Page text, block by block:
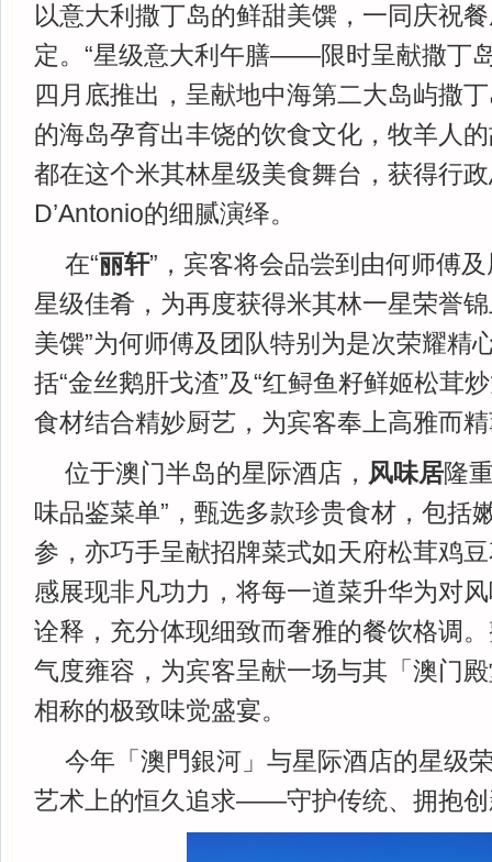
以意大利撒丁岛的鲜甜美馔，一同庆祝
定。“星级意大利午膳——限时呈献撒丁
四月底推出，呈献地中海第二大岛屿撒
的海岛孕育出丰饶的饮食文化，牧羊人
都在这个米其林星级美食舞台，获得行
D’Antonio的细腻演绎。
在“丽轩”，宾客将会品尝到由何师傅
星级佳肴，为再度获得米其林一星荣誉
美馔”为何师傅及团队特别为是次荣耀精
括“金丝鹅肝戈渣”及“红鲟鱼籽鲜姬松茸
食材结合精妙厨艺，为宾客奉上高雅而
位于澳门半岛的星际酒店， 风味居隆
味品鉴菜单”，甄选多款珍贵食材，包括
参，亦巧手呈献招牌菜式如天府松茸鸡
感展现非凡功力，将每一道菜升华为对
诠释，充分体现细致而奢雅的餐饮格调
气度雍容，为宾客呈献一场与其「澳门
相称的极致味觉盛宴。
今年「澳門銀河」与星际酒店的星级
艺术上的恒久追求——守护传统、拥抱创